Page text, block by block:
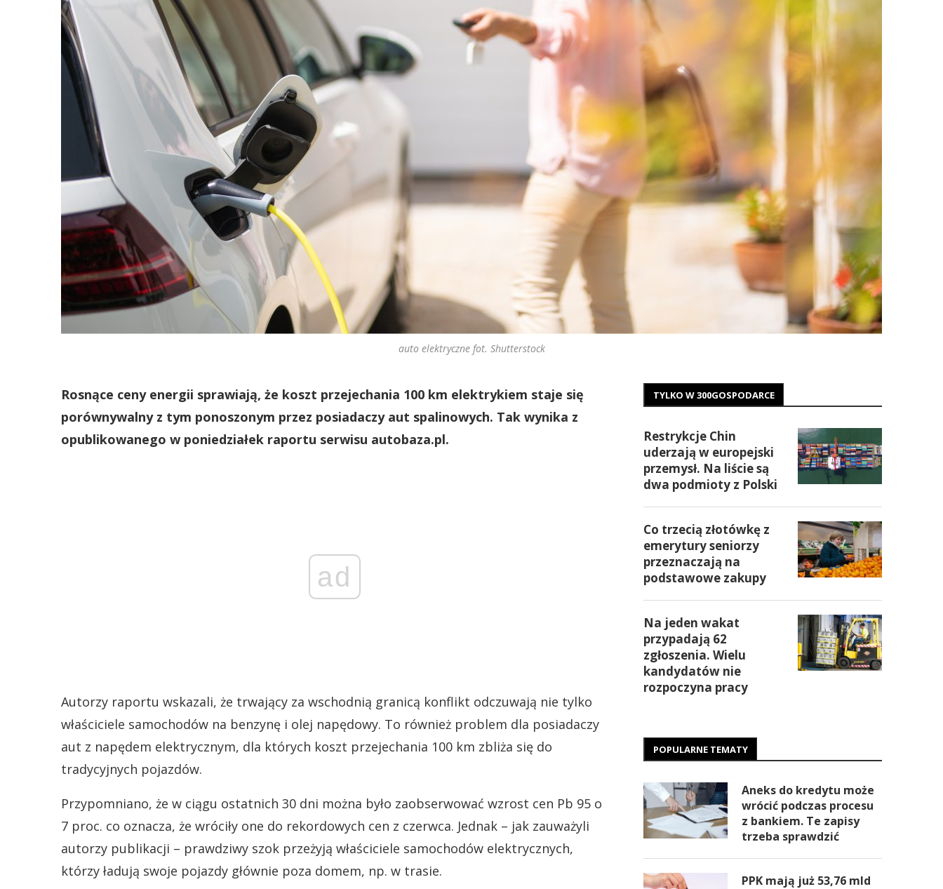
auto elektryczne fot. Shutterstock
Rosnące ceny energii sprawiają, że koszt przejechania 100 km elektrykiem staje się
porównywalny z tym ponoszonym przez posiadaczy aut spalinowych. Tak wynika z
opublikowanego w poniedziałek raportu serwisu autobaza.pl.
ad
Autorzy raportu wskazali, że trwający za wschodnią granicą konflikt odczuwają nie tylko
właściciele samochodów na benzynę i olej napędowy. To również problem dla posiadaczy
aut z napędem elektrycznym, dla których koszt przejechania 100 km zbliża się do
tradycyjnych pojazdów.
Przypomniano, że w ciągu ostatnich 30 dni można było zaobserwować wzrost cen Pb 95 o
7 proc. co oznacza, że wróciły one do rekordowych cen z czerwca. Jednak – jak zauważyli
autorzy publikacji – prawdziwy szok przeżyją właściciele samochodów elektrycznych,
którzy ładują swoje pojazdy głównie poza domem, np. w trasie.
TYLKO W 300GOSPODARCE
Restrykcje Chin
uderzają w europejski
przemysł. Na liście są
dwa podmioty z Polski
Co trzecią złotówkę z
emerytury seniorzy
przeznaczają na
podstawowe zakupy
Na jeden wakat
przypadają 62
zgłoszenia. Wielu
kandydatów nie
rozpoczyna pracy
POPULARNE TEMATY
Aneks do kredytu może
wrócić podczas procesu
z bankiem. Te zapisy
trzeba sprawdzić
PPK mają już 53,76 mld